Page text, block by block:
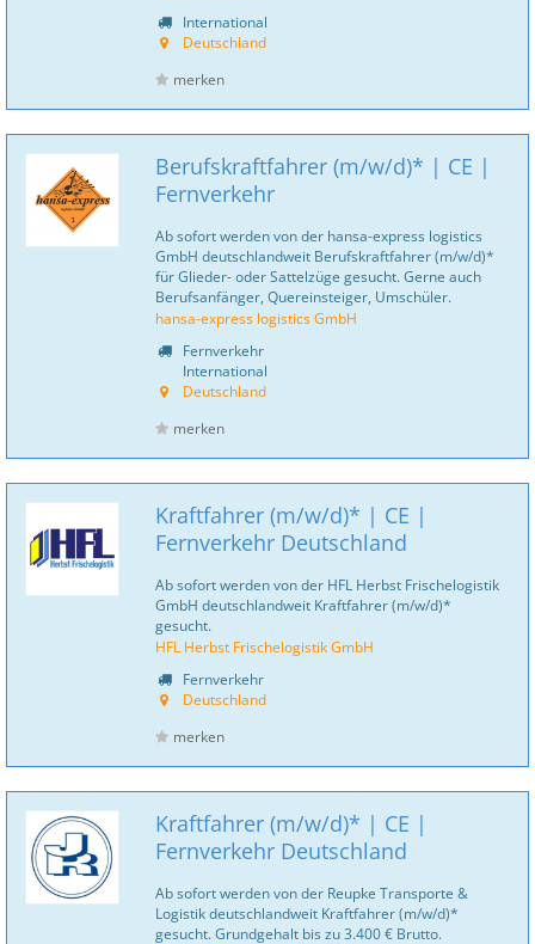
International
Deutschland
merken
Berufskraftfahrer (m/w/d)* | CE |
Fernverkehr
Ab sofort werden von der hansa-express logistics
GmbH deutschlandweit Berufskraftfahrer (m/w/d)*
für Glieder- oder Sattelzüge gesucht. Gerne auch
Berufsanfänger, Quereinsteiger, Umschüler.
hansa-express logistics GmbH
Fernverkehr
International
Deutschland
merken
Kraftfahrer (m/w/d)* | CE |
Fernverkehr Deutschland
Ab sofort werden von der HFL Herbst Frischelogistik
GmbH deutschlandweit Kraftfahrer (m/w/d)*
gesucht.
HFL Herbst Frischelogistik GmbH
Fernverkehr
Deutschland
merken
Kraftfahrer (m/w/d)* | CE |
Fernverkehr Deutschland
Ab sofort werden von der Reupke Transporte &
Logistik deutschlandweit Kraftfahrer (m/w/d)*
gesucht. Grundgehalt bis zu 3.400 € Brutto.